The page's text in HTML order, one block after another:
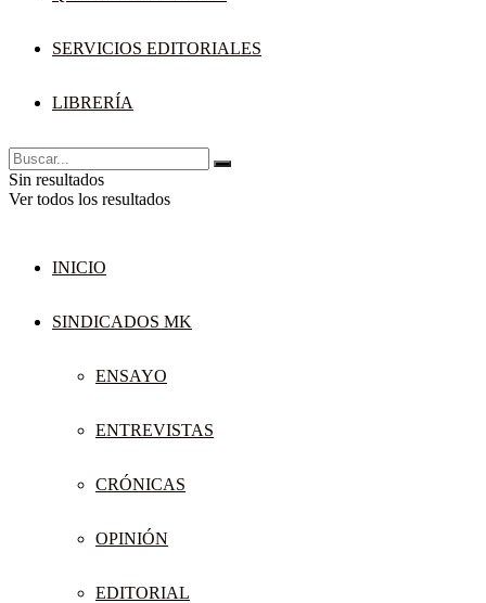
SERVICIOS EDITORIALES
LIBRERÍA
Sin resultados
Ver todos los resultados
INICIO
SINDICADOS MK
ENSAYO
ENTREVISTAS
CRÓNICAS
OPINIÓN
EDITORIAL